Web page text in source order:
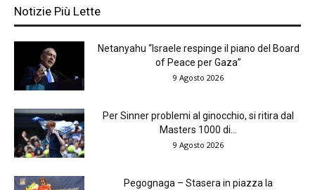
Notizie Più Lette
Netanyahu “Israele respinge il piano del Board
of Peace per Gaza”
9 Agosto 2026
Per Sinner problemi al ginocchio, si ritira dal
Masters 1000 di...
9 Agosto 2026
Pegognaga – Stasera in piazza la